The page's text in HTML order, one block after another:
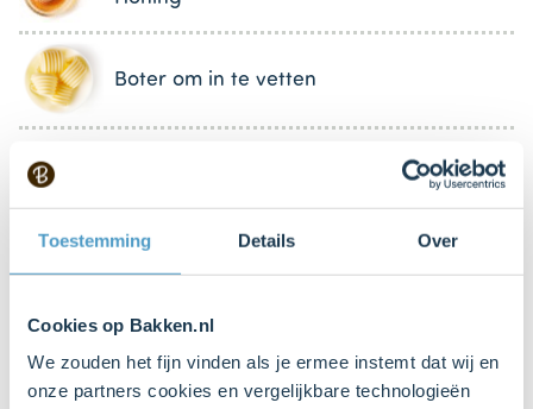
Toestemming Details Over
Cookies op Bakken.nl
We zouden het fijn vinden als je ermee instemt dat wij en
onze partners cookies en vergelijkbare technologieën
Boter om in te vetten
Keukenspullen
Pan